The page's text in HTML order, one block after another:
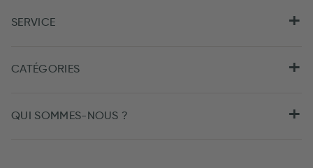
SERVICE
CATÉGORIES
QUI SOMMES-NOUS ?